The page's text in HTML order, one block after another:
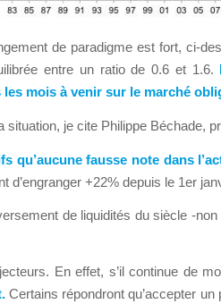
de paradigme est fort, ci-
entre un ratio de 0.6 et 1.6.
mois à venir sur le marché
je cite Philippe Béchade,
qu’aucune fausse note dans
d’engranger +22% depuis le 1er
de liquidités du siècle -
En effet, s’il continue de
Certains répondront qu’accepter un